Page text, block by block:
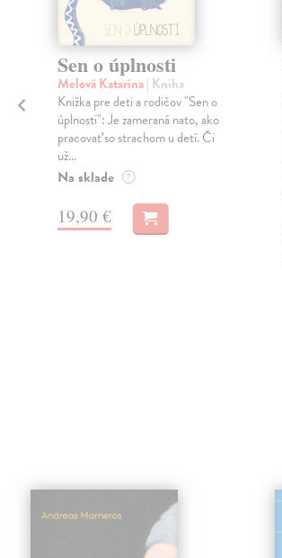
Sen o úplnosti
Melová Katarína| Kniha
Knižka pre deti a rodičov "Sen o
úplnosti": Je zameraná nato, ako
pracovať so strachom u detí. Či
už...
Na sklade ?
19,90 €